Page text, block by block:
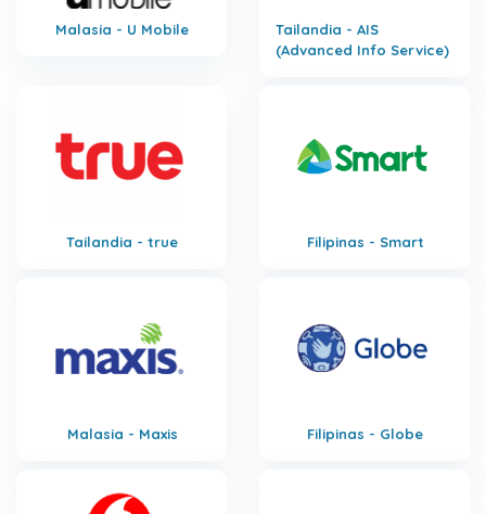
Malasia - U Mobile
Tailandia - AIS
(Advanced Info Service)
Tailandia - true Filipinas - Smart
Malasia - Maxis Filipinas - Globe